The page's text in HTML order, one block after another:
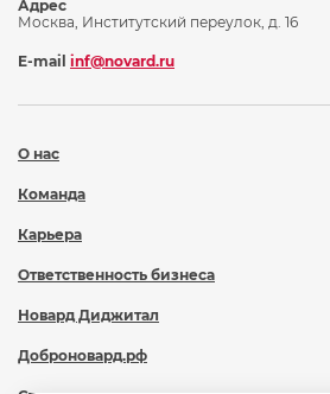
О нас
Команда
Карьера
Ответственность бизнеса
Новард Диджитал
Доброновард.рф
Адрес
Москва, Институтский переулок, д. 16
E-mail inf@novard.ru